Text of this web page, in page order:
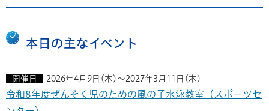
本日の主なイベント
開催日 2026年4月9日(木)～2027年3月11日(木)
令和8年度ぜんそく児のための風の子水泳教室（スポーツセ